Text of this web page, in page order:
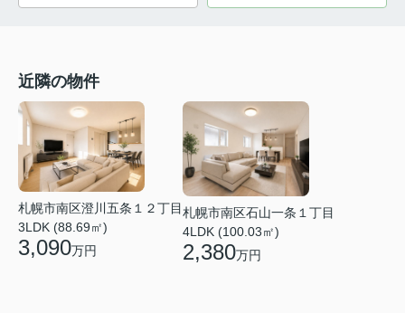
近隣の物件
札幌市南区澄川五条１２丁目
3LDK (88.69㎡)
3,090万円
札幌市南区石山一条１丁目
4LDK (100.03㎡)
2,380万円